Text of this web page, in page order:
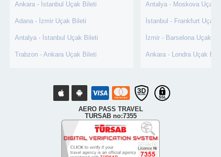
Ankara - İstanbul Uçak Bileti
Adana - İzmir Uçak Bileti
Antalya - İstanbul Uçak Bileti
Trabzon - Ankara Uçak Bileti
Antalya - Moskova Uçak
İstanbul - Frankfurt Uçak
İzmir - Barselona Uçak
Ankara - Londra Uçak
AERO PASS TRAVEL
TURSAB no:7355